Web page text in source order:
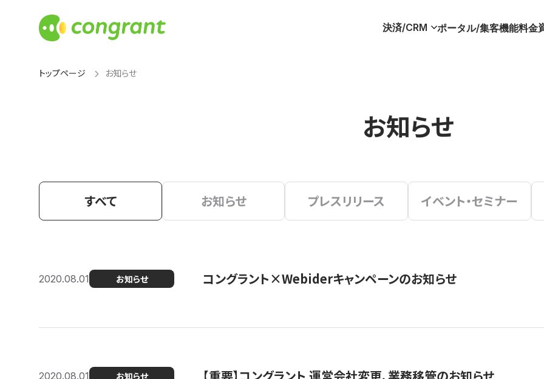
決済/CRM ポータル/集客機能料金
トップページ お知らせ
お知らせ
すべて お知らせ プレスリリース イベント・セミナー
2020.08.01 お知らせ コングラント×Webiderキャンペーンのお知らせ
2020.08.01 お知らせ